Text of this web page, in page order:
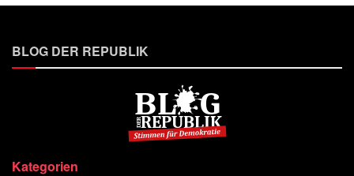
BLOG DER REPUBLIK
Kategorien